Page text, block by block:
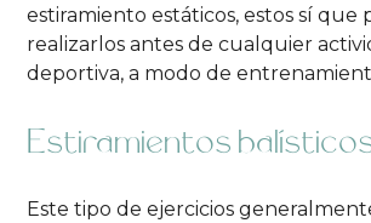
estiramiento estáticos, estos sí que
realizarlos antes de cualquier
deportiva, a modo de
Estiramientos
Este tipo de ejercicios